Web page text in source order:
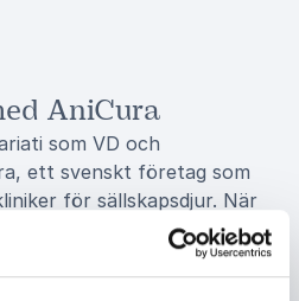
AniCura
som VD och
ett svenskt företag som
för sällskapsdjur. När
etablerad i sju länder
kliniker och cirka 5000